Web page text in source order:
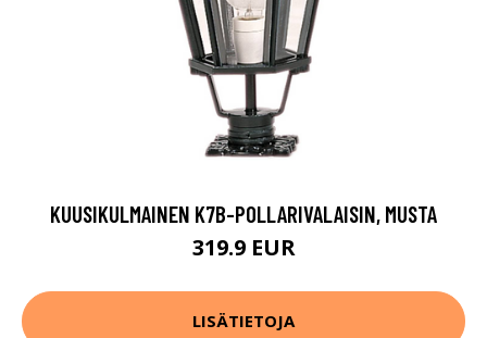
KUUSIKULMAINEN K7B-POLLARIVALAISIN, MUSTA
319.9 EUR
LISÄTIETOJA